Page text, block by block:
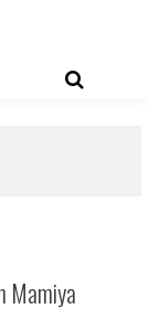
Mamiya